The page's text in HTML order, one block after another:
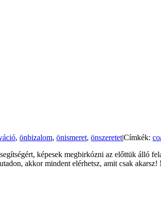
, önbizalom, önismeret, önszeretet|Címkék:
képesek megbirkózni az előttük álló
akkor mindent elérhetsz, amit csak